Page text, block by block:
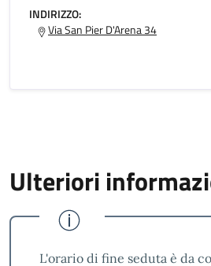
INDIRIZZO:
Via San Pier D'Arena 34
Ulteriori
L'orario di fine seduta è da